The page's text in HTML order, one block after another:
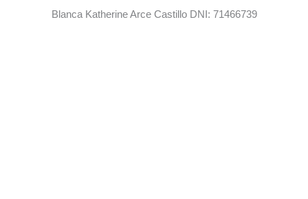
Blanca Katherine Arce Castillo DNI: 71466739